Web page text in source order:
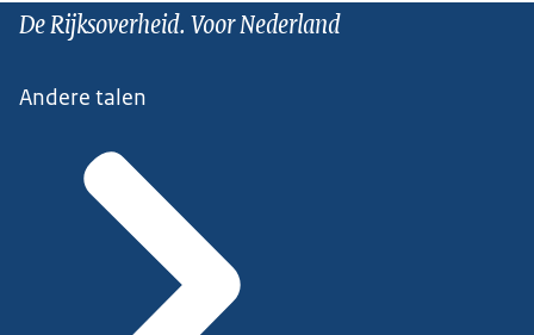
De Rijksoverheid. Voor Nederland
Andere talen